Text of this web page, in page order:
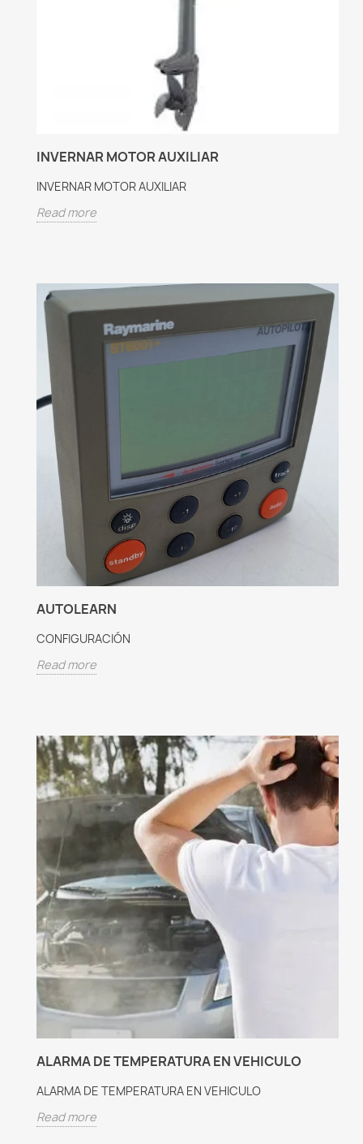
INVERNAR MOTOR AUXILIAR
INVERNAR MOTOR AUXILIAR
Read more
AUTOLEARN
CONFIGURACIÓN
Read more
ALARMA DE TEMPERATURA EN VEHICULO
ALARMA DE TEMPERATURA EN VEHICULO
Read more